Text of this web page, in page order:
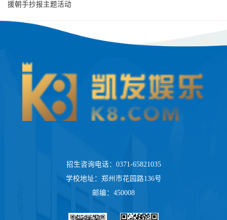
援朝手抄报主题活动
招生咨询电话：0371-65821035
学校地址：郑州市花园路136号
邮编：450008